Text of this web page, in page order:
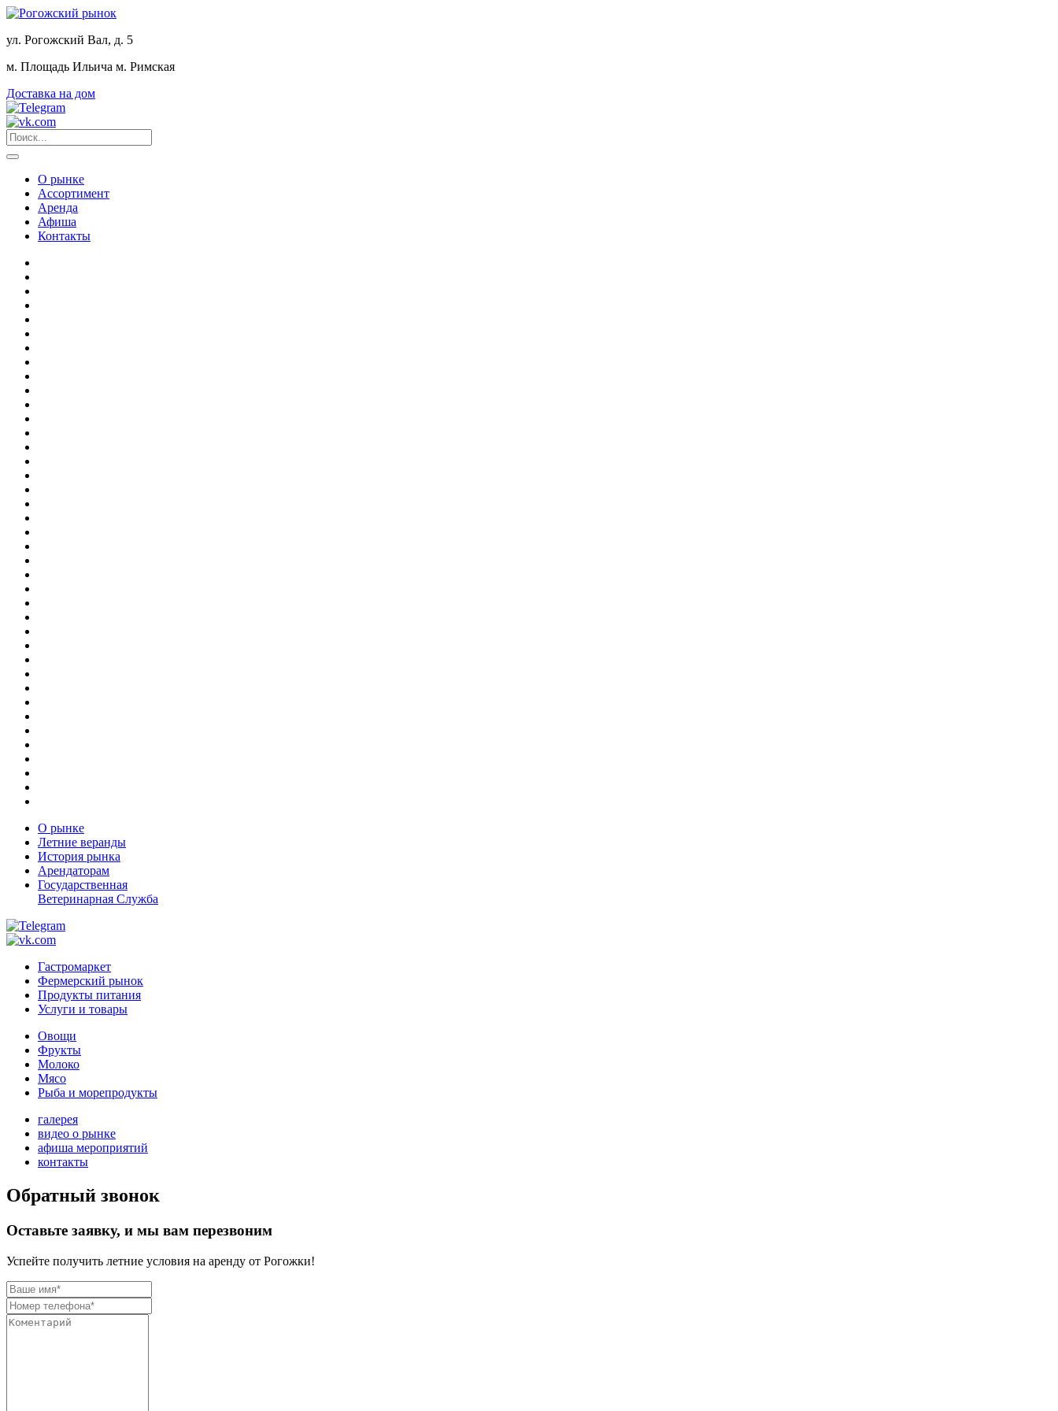
ул. Рогожский Вал, д. 5
м. Площадь Ильича м. Римская
Доставка на дом
О рынке
Ассортимент
Аренда
Афиша
Контакты
О рынке
Летние веранды
История рынка
Арендаторам
Государственная
Ветеринарная Служба
Гастромаркет
Фермерский рынок
Продукты питания
Услуги и товары
Овощи
Фрукты
Молоко
Мясо
Рыба и морепродукты
галерея
видео о рынке
афиша мероприятий
контакты
Обратный звонок
Оставьте заявку, и мы вам перезвоним
Успейте получить летние условия на аренду от Рогожки!